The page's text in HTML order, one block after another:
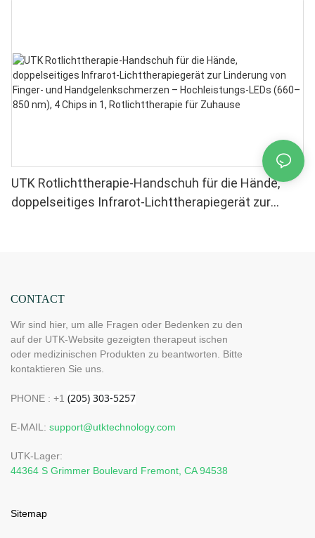
UTK Rotlichttherapie-Handschuh für die Hände,
doppelseitiges Infrarot-Lichttherapiegerät zur
CONTACT
Wir sind hier, um alle Fragen oder Bedenken zu den
auf der UTK-Website gezeigten therapeut ischen
oder medizinischen Produkten zu beantworten. Bitte
kontaktieren Sie uns.
PHONE : +1
E-MAIL: support@utktechnology.com
UTK-Lager:
44364 S Grimmer Boulevard Fremont, CA 94538
Sitemap